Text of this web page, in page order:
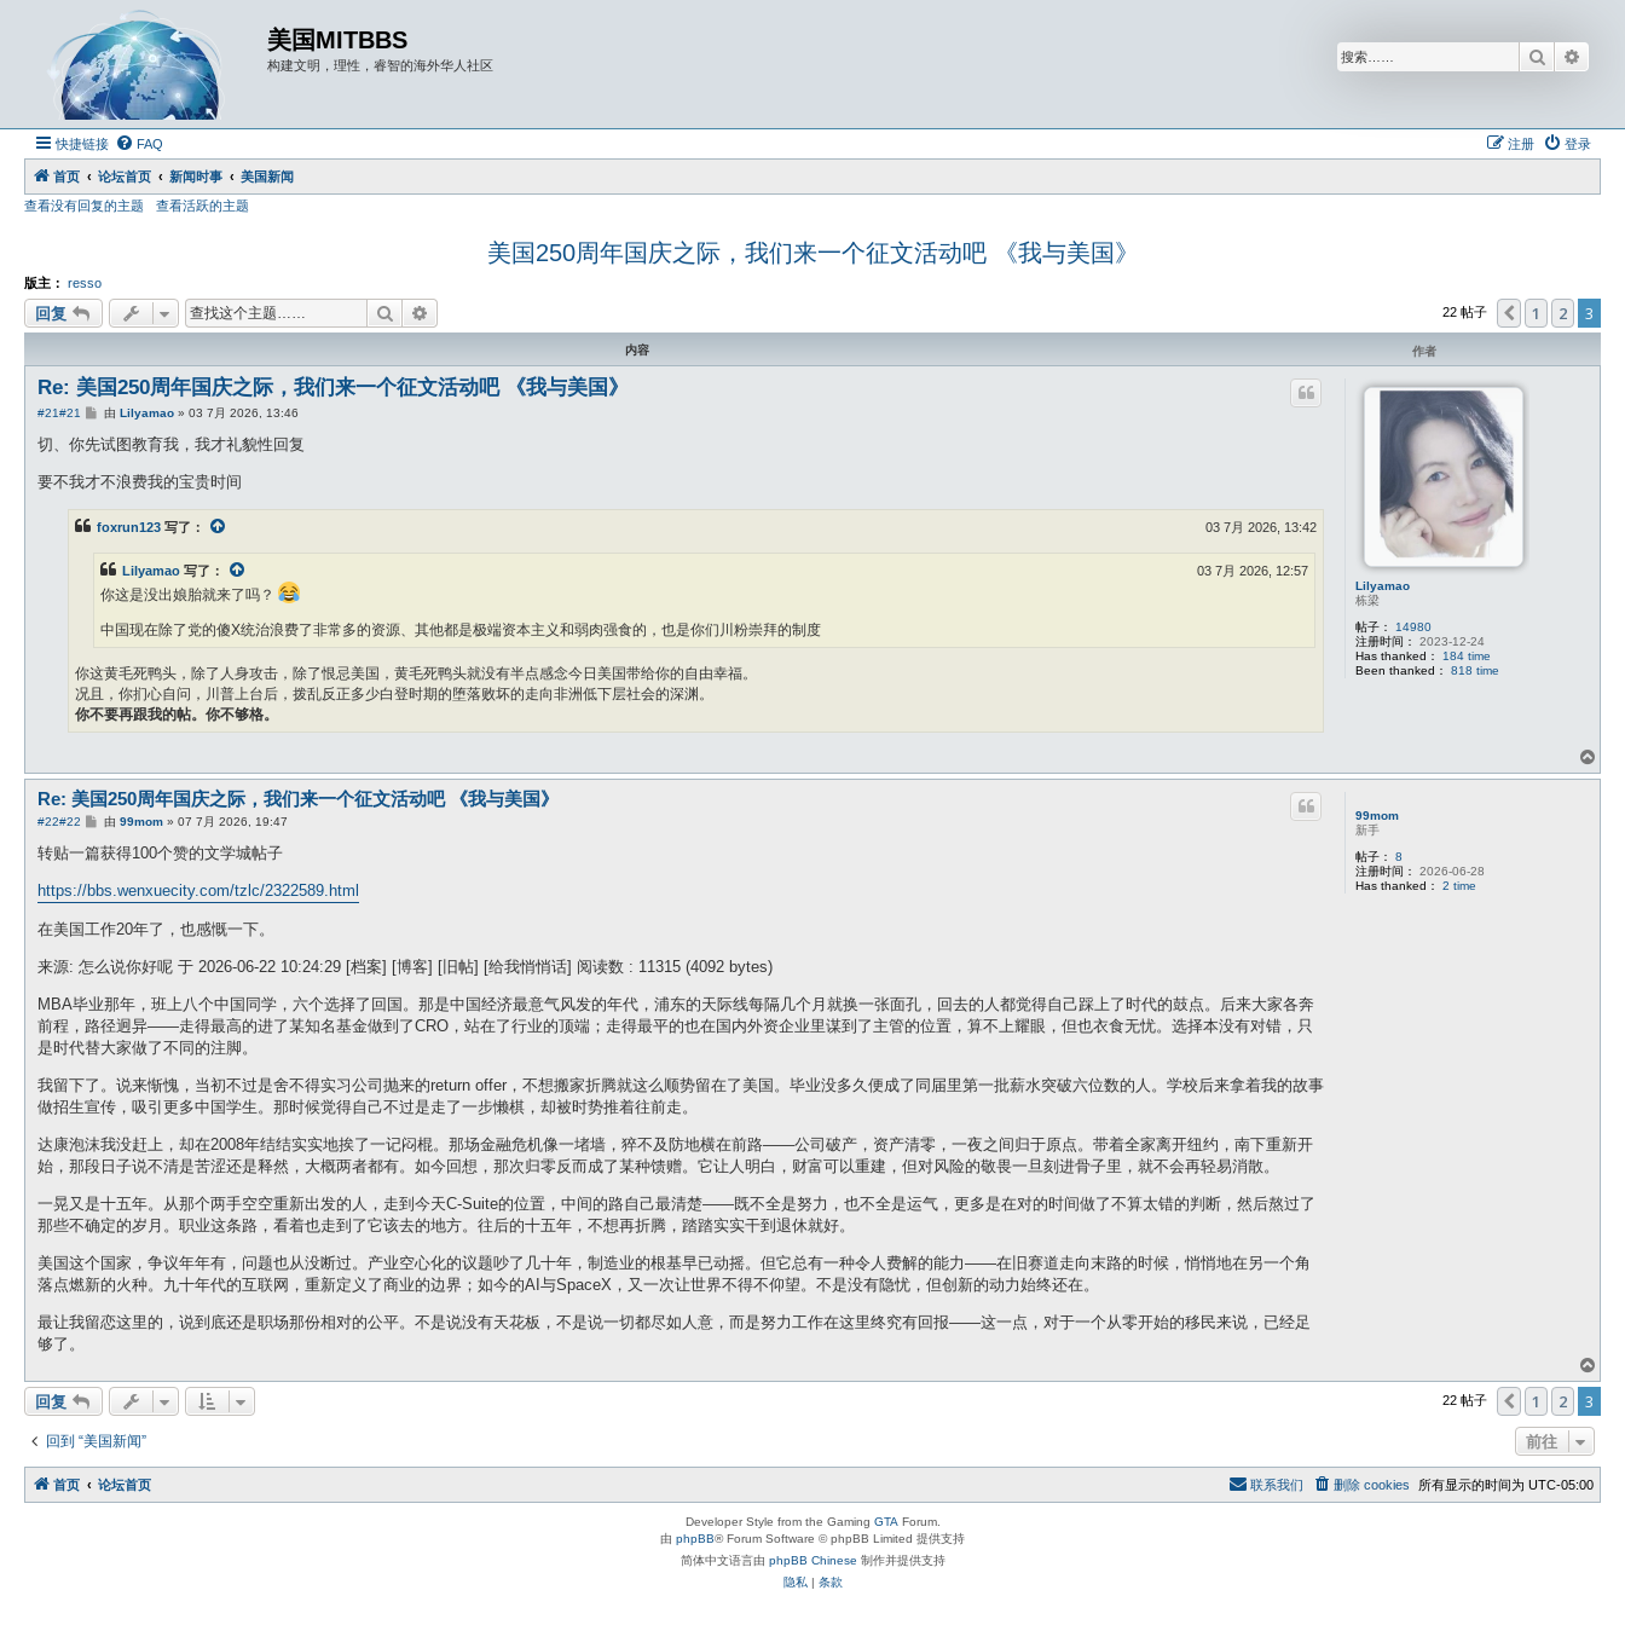
美国MITBBS
构建文明，理性，睿智的海外华人社区 搜索
快捷链接 FAQ 登录
注册
首页 论坛首页 新闻时事
美国新闻
查看没有回复的主题
查看活跃的主题
美国250周年国庆之际，我们来一个征文活动吧 《我与美国》
版主： resso
回复 搜索 22 帖子 上一页
1 2 3
内容 作者
Lilyamao
栋梁
帖子：
14980
注册时间：
2023-12-24
Has thanked：
184 time
Been thanked：
818 time
Re: 美国250周年国庆之际，我们来一个征文活动吧 《我与美国》
#21#21
帖
由 Lilyamao» 03 7月 2026, 13:46
切、你先试图教育我，我才礼貌性回复
要不我才不浪费我的宝贵时间
foxrun123 写了： 03 7月 2026, 13:42
Lilyamao 写了： 03 7月 2026, 12:57
你这是没出娘胎就来了吗？
中国现在除了党的傻X统治浪费了非常多的资源、其他都是极端资本主义和弱肉强食的，也是你们川粉崇拜的制度
你这黄毛死鸭头，除了人身攻击，除了恨忌美国，黄毛死鸭头就没有半点感念今日美国带给你的自由幸福。
况且，你扪心自问，川普上台后，拨乱反正多少白登时期的堕落败坏的走向非洲低下层社会的深渊。
你不要再跟我的帖。你不够格。
首
99mom
新手
帖子：
8
注册时间：
2026-06-28
Has thanked：
2 time
Re: 美国250周年国庆之际，我们来一个征文活动吧 《我与美国》
#22#22
帖
由 99mom» 07 7月 2026, 19:47
转贴一篇获得100个赞的文学城帖子
https://bbs.wenxuecity.com/tzlc/2322589.html
在美国工作20年了，也感慨一下。
来源: 怎么说你好呢 于 2026-06-22 10:24:29 [档案] [博客] [旧帖] [给我悄悄话] 阅读数 : 11315 (4092 bytes)
MBA毕业那年，班上八个中国同学，六个选择了回国。那是中国经济最意气风发的年代，浦东的天际线每隔几个月就换一张面孔，回去的人都觉得自己踩上了时代的鼓点。后来大家各奔
前程，路径迥异——走得最高的进了某知名基金做到了CRO，站在了行业的顶端；走得最平的也在国内外资企业里谋到了主管的位置，算不上耀眼，但也衣食无忧。选择本没有对错，只
是时代替大家做了不同的注脚。
我留下了。说来惭愧，当初不过是舍不得实习公司抛来的return offer，不想搬家折腾就这么顺势留在了美国。毕业没多久便成了同届里第一批薪水突破六位数的人。学校后来拿着我的故事
做招生宣传，吸引更多中国学生。那时候觉得自己不过是走了一步懒棋，却被时势推着往前走。
达康泡沫我没赶上，却在2008年结结实实地挨了一记闷棍。那场金融危机像一堵墙，猝不及防地横在前路——公司破产，资产清零，一夜之间归于原点。带着全家离开纽约，南下重新开
始，那段日子说不清是苦涩还是释然，大概两者都有。如今回想，那次归零反而成了某种馈赠。它让人明白，财富可以重建，但对风险的敬畏一旦刻进骨子里，就不会再轻易消散。
一晃又是十五年。从那个两手空空重新出发的人，走到今天C-Suite的位置，中间的路自己最清楚——既不全是努力，也不全是运气，更多是在对的时间做了不算太错的判断，然后熬过了
那些不确定的岁月。职业这条路，看着也走到了它该去的地方。往后的十五年，不想再折腾，踏踏实实干到退休就好。
美国这个国家，争议年年有，问题也从没断过。产业空心化的议题吵了几十年，制造业的根基早已动摇。但它总有一种令人费解的能力——在旧赛道走向末路的时候，悄悄地在另一个角
落点燃新的火种。九十年代的互联网，重新定义了商业的边界；如今的AI与SpaceX，又一次让世界不得不仰望。不是没有隐忧，但创新的动力始终还在。
最让我留恋这里的，说到底还是职场那份相对的公平。不是说没有天花板，不是说一切都尽如人意，而是努力工作在这里终究有回报——这一点，对于一个从零开始的移民来说，已经足
够了。
首
回复 22 帖子 上一页
1 2 3
回到 “美国新闻” 前往
首页 论坛首页 所有显示的时间为 UTC-05:00
删除 cookies
联系我们
Developer Style from the Gaming GTAForum.
由 phpBB® Forum Software © phpBB Limited 提供支持
简体中文语言由 phpBB Chinese 制作并提供支持
隐私| 条款